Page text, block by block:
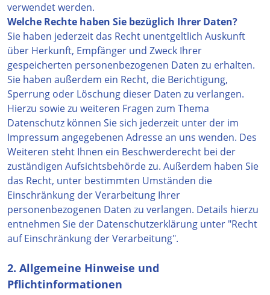
verwendet werden.
Welche Rechte haben Sie bezüglich Ihrer Daten?
Sie haben jederzeit das Recht unentgeltlich Auskunft
über Herkunft, Empfänger und Zweck Ihrer
gespeicherten personenbezogenen Daten zu erhalten.
Sie haben außerdem ein Recht, die Berichtigung,
Sperrung oder Löschung dieser Daten zu verlangen.
Hierzu sowie zu weiteren Fragen zum Thema
Datenschutz können Sie sich jederzeit unter der im
Impressum angegebenen Adresse an uns wenden. Des
Weiteren steht Ihnen ein Beschwerderecht bei der
zuständigen Aufsichtsbehörde zu. Außerdem haben Sie
das Recht, unter bestimmten Umständen die
Einschränkung der Verarbeitung Ihrer
personenbezogenen Daten zu verlangen. Details hierzu
entnehmen Sie der Datenschutzerklärung unter "Recht
auf Einschränkung der Verarbeitung".
2. Allgemeine Hinweise und
Pflichtinformationen